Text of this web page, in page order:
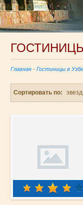
Главная - Гостиницы в
Сортировать по: